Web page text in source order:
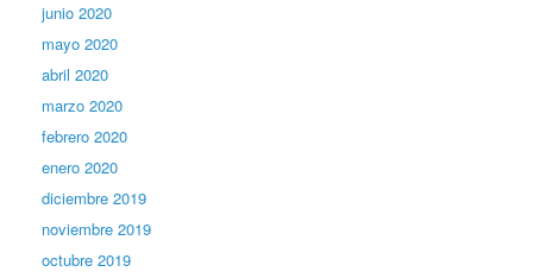
junio 2020
mayo 2020
abril 2020
marzo 2020
febrero 2020
enero 2020
diciembre 2019
noviembre 2019
octubre 2019